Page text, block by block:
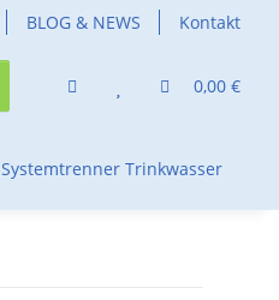
BLOG & NEWS Kontakt
0,00 €
Systemtrenner Trinkwasser